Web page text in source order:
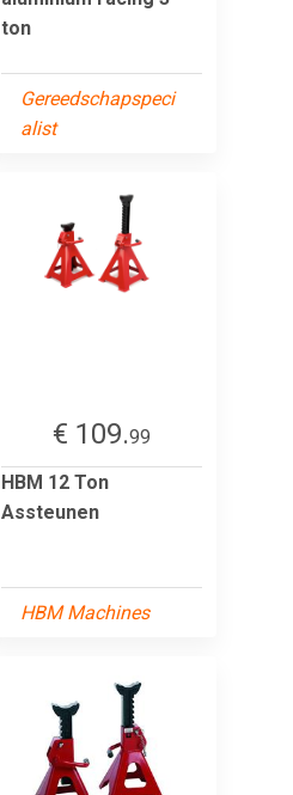
ton
Gereedschapspeci
alist
€ 109.99
HBM 12 Ton
Assteunen
HBM Machines